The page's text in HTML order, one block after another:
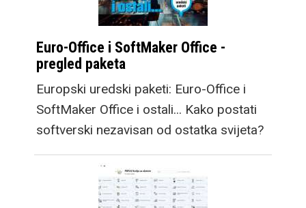
Euro-Office i SoftMaker Office -
pregled paketa
Europski uredski paketi: Euro-Office i
SoftMaker Office i ostali... Kako postati
softverski nezavisan od ostatka svijeta?